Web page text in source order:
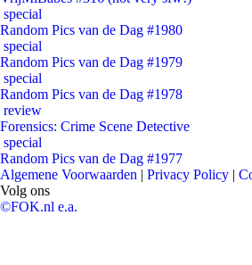
special
Random Pics van de Dag #1980
special
Random Pics van de Dag #1979
special
Random Pics van de Dag #1978
review
Forensics: Crime Scene Detective
special
Random Pics van de Dag #1977
Algemene Voorwaarden | Privacy Policy |
Volg ons
©FOK.nl e.a.